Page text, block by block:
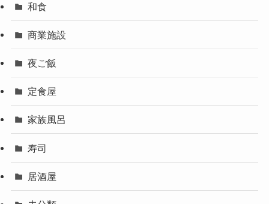
和食
商業施設
夜ご飯
定食屋
家族風呂
寿司
居酒屋